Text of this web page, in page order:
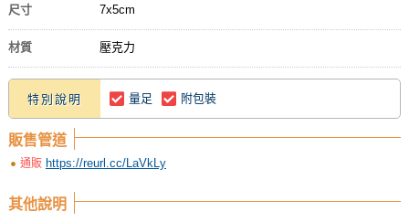
尺寸 7x5cm
材質 壓克力
特別說明 量足 附包裝
販售管道
通販 https://reurl.cc/LaVkLy
其他說明